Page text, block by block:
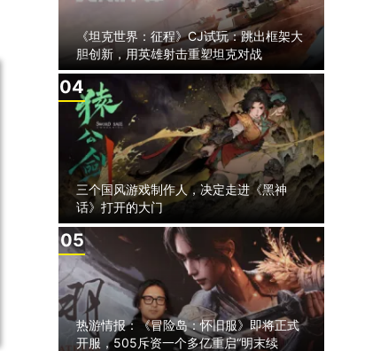
《坦克世界：征程》CJ试玩：跳出框架大
胆创新，用英雄射击重塑坦克对战
4
三个国风游戏制作人，决定走进《黑神
话》打开的大门
5
热游情报：《冒险岛：怀旧服》即将正式
开服，505斥资一个多亿重启“明末续